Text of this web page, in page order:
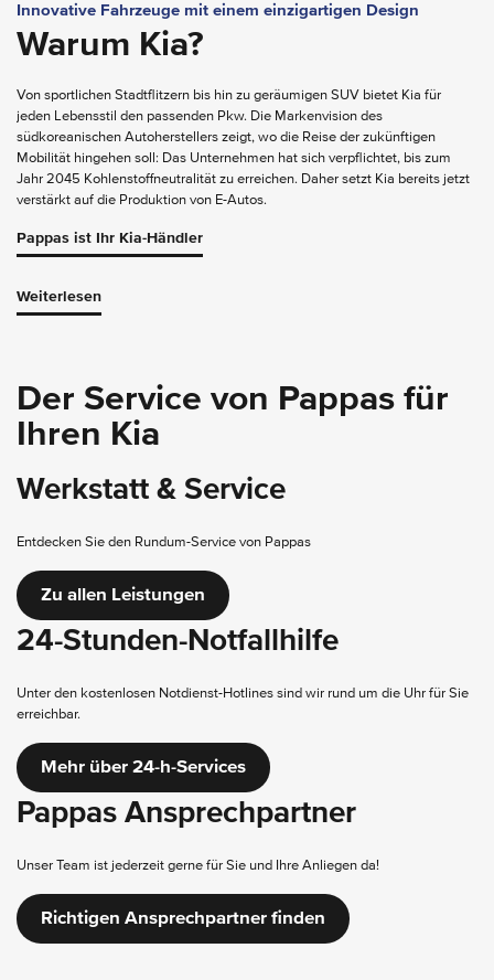
Innovative Fahrzeuge mit einem einzigartigen Design
Warum Kia?
Von sportlichen Stadtflitzern bis hin zu geräumigen SUV bietet Kia für
jeden Lebensstil den passenden Pkw. Die Markenvision des
südkoreanischen Autoherstellers zeigt, wo die Reise der zukünftigen
Mobilität hingehen soll: Das Unternehmen hat sich verpflichtet, bis zum
Jahr 2045 Kohlenstoffneutralität zu erreichen. Daher setzt Kia bereits jetzt
verstärkt auf die Produktion von E-Autos.
Pappas ist Ihr Kia-Händler
Kia?
Wendigkeit, Charakter und Sportlichkeit mit in die Stadt.
Die Kia Kombis >Sportswagon und >Proceed bieten mehr Platz für
Das Offroadsegment von Kia deckt vom kompakten SUV >Niro bis hin
EV6und
Antriebstechnologie und innovativem Design.
Kia definiert Qualität neu:
Bis zu sieben Jahre Garantie verspricht Kia auf
Ansprechpartner:in!
Gegensätze vereinen
Die 5 tragenden Säulen der
Kia-Designphilosophie
Weiterlesen
Der Service von Pappas für
Ihren Kia
Werkstatt & Service
Entdecken Sie den Rundum-Service von Pappas
Zu allen Leistungen
24-Stunden-Notfallhilfe
Unter den kostenlosen Notdienst-Hotlines sind wir rund um die Uhr für Sie
erreichbar.
Mehr über 24-h-Services
Pappas Ansprechpartner
Unser Team ist jederzeit gerne für Sie und Ihre Anliegen da!
Richtigen Ansprechpartner finden